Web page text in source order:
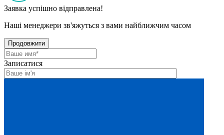
Заявка успішно відправлена!
Наші менеджери зв'яжуться з вами найближчим часом
Продовжити
Записатися